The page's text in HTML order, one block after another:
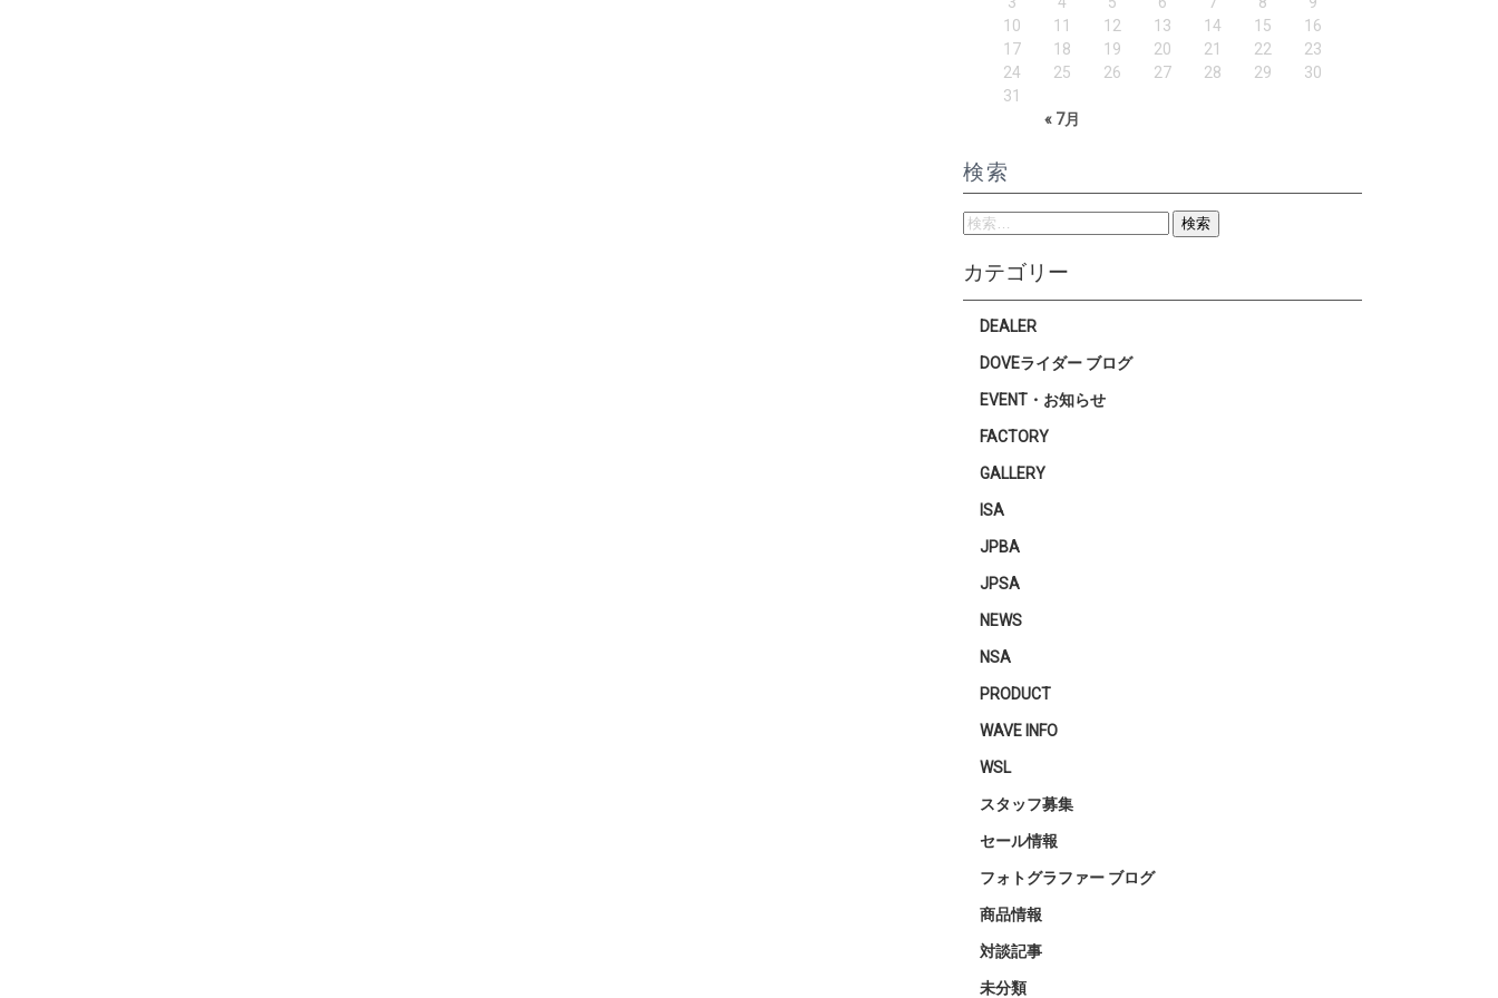
« 7月
10
11 12 13 14 15
16
17
18 19 20 21 22
23
24
25 26 27 28 29
30
31
検索
検
索:
カテゴリー
DEALER
DOVEライダー ブログ
EVENT・お知らせ
FACTORY
GALLERY
ISA
JPBA
JPSA
NEWS
NSA
PRODUCT
WAVE INFO
WSL
スタッフ募集
セール情報
フォトグラファー ブログ
商品情報
対談記事
未分類